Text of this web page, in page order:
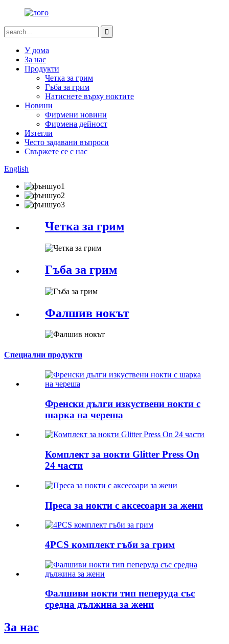
У дома
За нас
Продукти
Четка за грим
Гъба за грим
Натиснете върху ноктите
Новини
Фирмени новини
Фирмена дейност
Изтегли
Често задавани въпроси
Свържете се с нас
English
Четка за грим
Гъба за грим
Фалшив нокът
Специални продукти
Френски дълги изкуствени нокти с
шарка на череша
Комплект за нокти Glitter Press On
24 части
Преса за нокти с аксесоари за жени
4PCS комплект гъби за грим
Фалшиви нокти тип пеперуда със
средна дължина за жени
За нас